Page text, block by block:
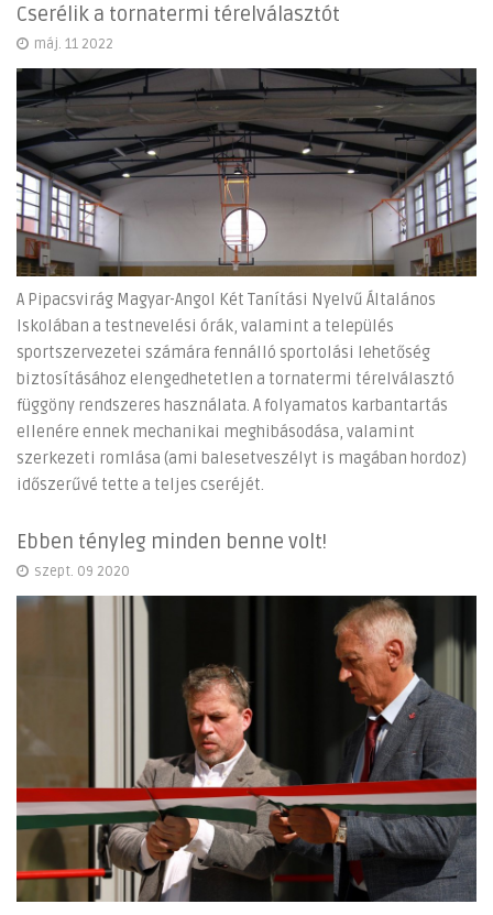
Cserélik a tornatermi térelválasztót
máj. 11 2022
A Pipacsvirág Magyar-Angol Két Tanítási Nyelvű Általános
Iskolában a testnevelési órák, valamint a település
sportszervezetei számára fennálló sportolási lehetőség
biztosításához elengedhetetlen a tornatermi térelválasztó
függöny rendszeres használata. A folyamatos karbantartás
ellenére ennek mechanikai meghibásodása, valamint
szerkezeti romlása (ami balesetveszélyt is magában hordoz)
időszerűvé tette a teljes cseréjét.
Ebben tényleg minden benne volt!
szept. 09 2020